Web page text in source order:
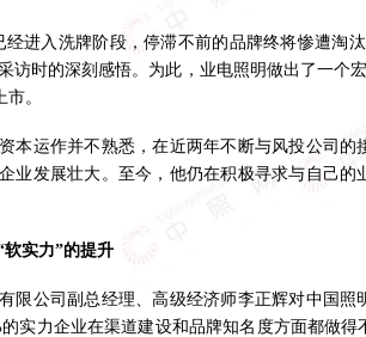
入洗牌阶段，停滞不前的品牌终将惨遭淘汰
访时的深刻感悟。为此，业电照明做出了一
。
运作并不熟悉，在近两年不断与风投公司的
业发展壮大。至今，他仍在积极寻求与自己的
软实力”的提升
公司副总经理、高级经济师李正辉对中国照
实力企业在渠道建设和品牌知名度方面都做